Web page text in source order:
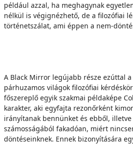
például azzal, ha meghagynak
nélkül is végignézhető, de a filozófiai
történetszálat, ami éppen a nem-
A Black Mirror legújabb része ezúttal a
párhuzamos világok filozófiai
főszereplő egyik szakmai példaképe
karakter, aki egyfajta rezonőrként
irányítanak bennünket és ebből,
számosságából fakadóan, miért
döntéseinknek. Ennek bizonyítására